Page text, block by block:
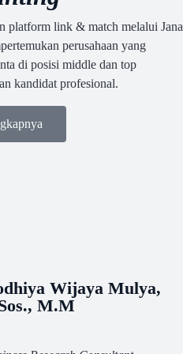
platform link & match melalui Jana
perusahaan yang
di posisi middle dan top
kandidat profesional.
Wijaya Mulya,
M.M